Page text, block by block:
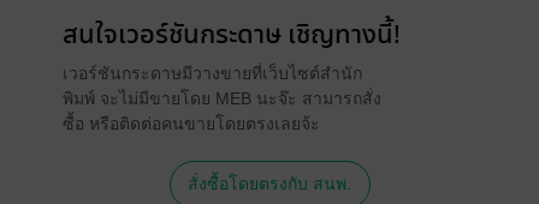
สนใจเวอร์ชันกระดาษ เชิญทางนี้!
เวอร์ชันกระดาษมีวางขายที่เว็บไซต์สำนัก
พิมพ์ จะไม่มีขายโดย MEB นะจ๊ะ สามารถสั่ง
ซื้อ หรือติดต่อคนขายโดยตรงเลยจ้ะ
สั่งซื้อโดยตรงกับ สนพ.